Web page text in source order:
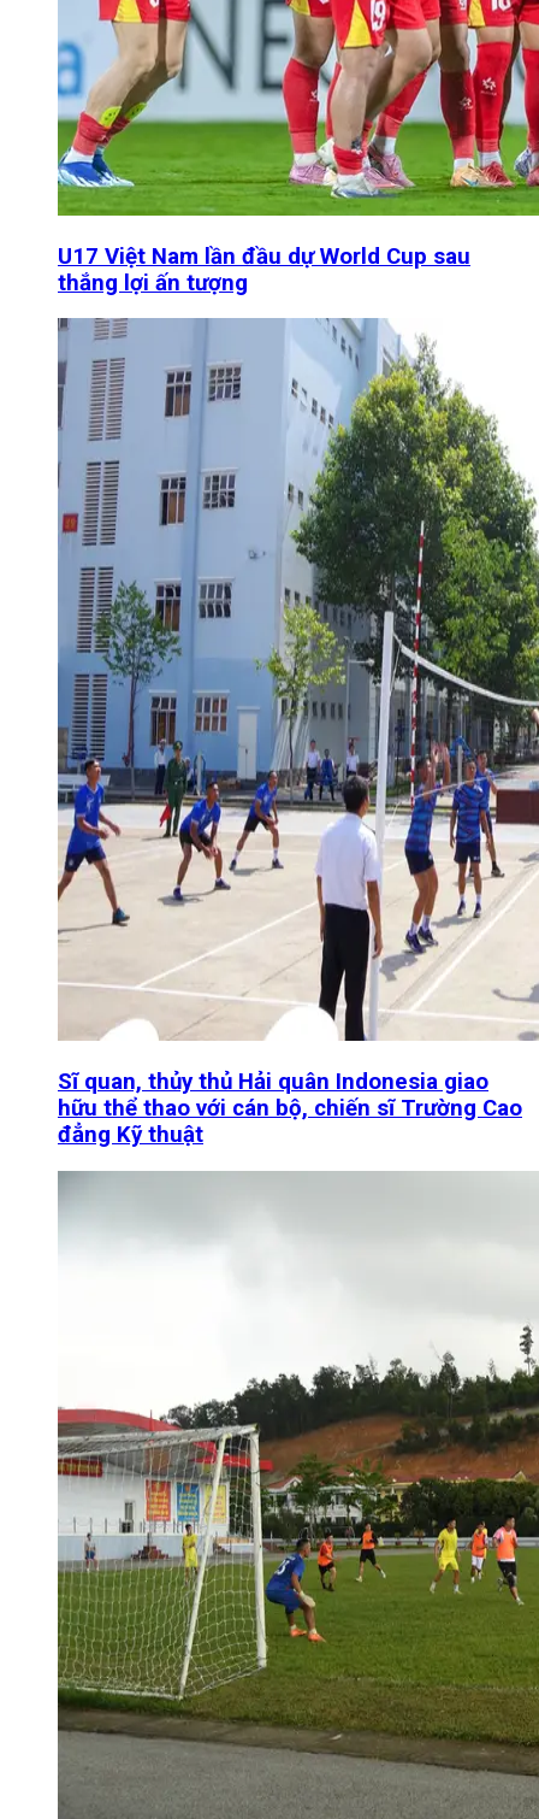
U17 Việt Nam lần đầu dự World Cup sau
thắng lợi ấn tượng
Sĩ quan, thủy thủ Hải quân Indonesia giao
hữu thể thao với cán bộ, chiến sĩ Trường Cao
đẳng Kỹ thuật